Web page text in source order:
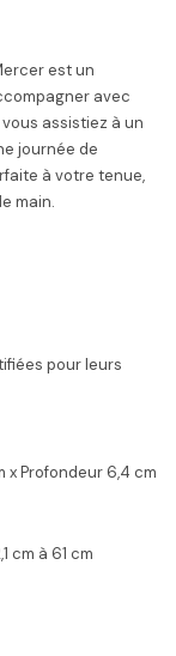
est un
avec
assistiez à un
journée de
à votre tenue,
main.
pour leurs
x Profondeur 6,4 cm
cm à 61 cm